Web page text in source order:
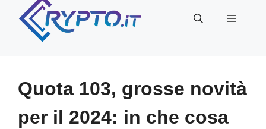
contenuto
Menu
Quota 103, grosse novità
per il 2024: in che cosa